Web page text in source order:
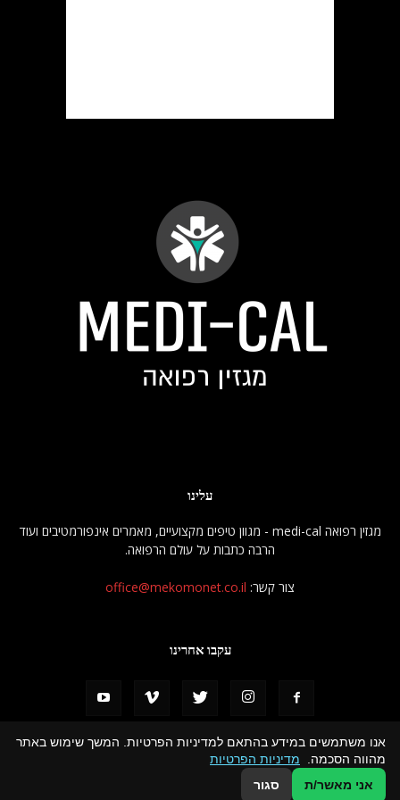
עלינו
מגזין רפואה medi-cal - מגוון טיפים מקצועיים, מאמרים אינפורמטיבים ועוד
הרבה כתבות על עולם הרפואה.
צור קשר: office@mekomonet.co.il
עקבו אחרינו
פרסמו אצלנו מחפשים כותבים
© כל הזכויות שמורות למגזין רפואה Medi Cal
אנו משתמשים במידע בהתאם למדיניות הפרטיות. המשך שימוש באתר
מהווה הסכמה. מדיניות הפרטיות
אני מאשר/ת
סגור